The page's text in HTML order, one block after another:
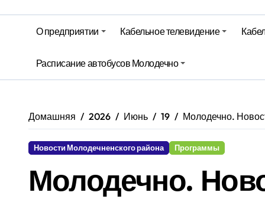
Гороскоп на 6 августа
Молодечно. Новости время
Молодечно. Новости время
О предприятии Кабельное телевидение
Расписание автобусов Молодечно
Домашняя 2026 Июнь 19 Молодечно.
Новости Молодечненского района Программы
Молодечно.